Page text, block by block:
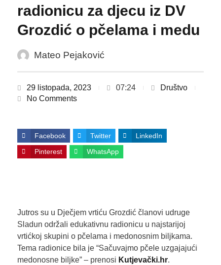
radionicu za djecu iz DV
Grozdić o pčelama i medu
Mateo Pejaković
29 listopada, 2023 07:24
Društvo
No Comments
Facebook Twitter LinkedIn
Pinterest WhatsApp
Jutros su u Dječjem vrtiću Grozdić članovi udruge
Sladun održali edukativnu radionicu u najstarijoj
vrtićkoj skupini o pčelama i medonosnim biljkama.
Tema radionice bila je “Sačuvajmo pčele uzgajajući
medonosne biljke” – prenosi Kutjevački.hr.